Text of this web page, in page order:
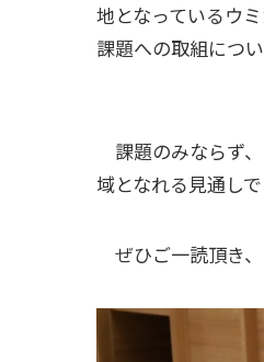
地となっているウ
課題への取組につ
課題のみならず
域となれる見通し
ぜひご一読頂き、